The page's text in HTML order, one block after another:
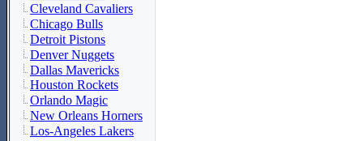
Cleveland Cavaliers
Chicago Bulls
Detroit Pistons
Denver Nuggets
Dallas Mavericks
Houston Rockets
Orlando Magic
New Orleans Horners
Los-Angeles Lakers